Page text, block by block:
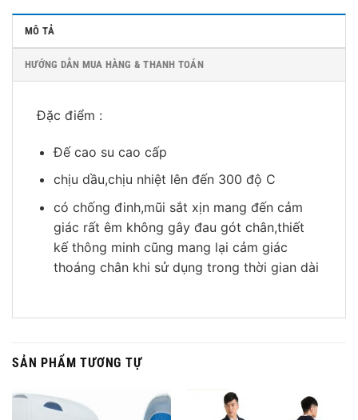
MÔ TẢ
HƯỚNG DẪN MUA HÀNG & THANH TOÁN
Đặc điểm :
Đế cao su cao cấp
chịu dầu,chịu nhiệt lên đến 300 độ C
có chống đinh,mũi sắt xịn mang đến cảm
giác rất êm không gây đau gót chân,thiết
kế thông minh cũng mang lại cảm giác
thoáng chân khi sử dụng trong thời gian dài
SẢN PHẨM TƯƠNG TỰ